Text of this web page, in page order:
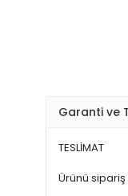
Garanti ve
TESLİMAT
Ürünü